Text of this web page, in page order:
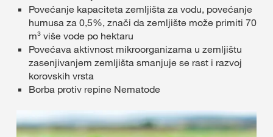
Povećanje kapaciteta zemljišta za vodu, povećanje
humusa za 0,5%, znači da zemljište može primiti 70
m³ više vode po hektaru
Povećava aktivnost mikroorganizama u zemljištu
zasenjivanjem zemljišta smanjuje se rast i razvoj
korovskih vrsta
Borba protiv repine Nematode